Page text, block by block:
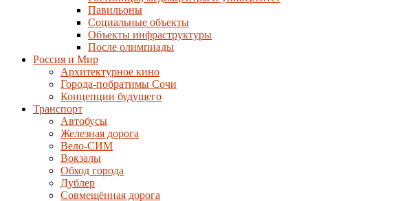
Павильоны
Социальные объекты
Объекты инфраструктуры
После олимпиады
Россия и Мир
Архитектурное кино
Города-побратимы Сочи
Концепции будущего
Транспорт
Автобусы
Железная дорога
Вело-СИМ
Вокзалы
Обход города
Дублер
Совмещённая дорога